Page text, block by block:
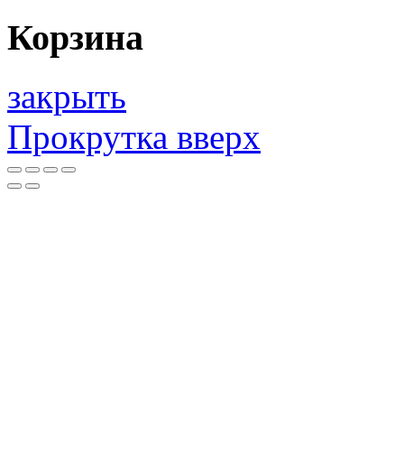
Корзина
закрыть
Прокрутка вверх